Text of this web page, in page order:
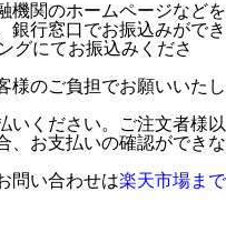
機関のホームページなどを
銀行窓口でお振込みができ
グにてお振込みくださ
様のご負担でお願いいたし
いください。ご注文者様以
、お支払いの確認ができな
問い合わせは楽天市場まで